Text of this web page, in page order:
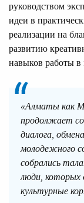
руководством
идеи в
реализации на
развитию
навыков работы
«Алматы как
продолжает
диалога,
молодежного
собрались
люди, которых
культурные